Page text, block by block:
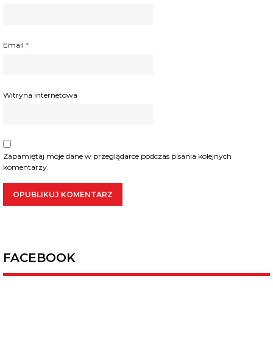
Email *
Witryna internetowa
Zapamiętaj moje dane w przeglądarce podczas pisania kolejnych
komentarzy.
FACEBOOK